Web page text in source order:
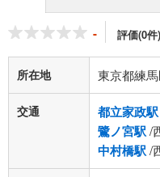
- 評価(0件)
所在地 東京都練
交通 都立家政駅
鷺ノ宮駅/
中村橋駅/